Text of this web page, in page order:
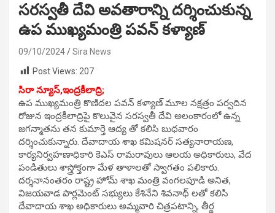
సరస్వతీ దేవి అవతారాన్ని దర్శించుకున్న
ఉప ముఖ్యమంత్రి పవన్ కళ్యాణ్
09/10/2024
Sira News
Post Views: 207
సిరా న్యూస్,ఇంద్రకీలాద్రి;
ఉప ముఖ్యమంత్రి కొణిదల పవన్ కళ్యాణ్ మూల నక్షత్రం పర్వదిన
రోజున ఇంద్రకీలాద్రిపై కొలువైన సరస్వతీ దేవి అలంకారంలో ఉన్న
జగన్మాతను తన కుమార్తె ఆద్య తో కలిసి బుధవారం
దర్శించుకున్నారు. దేవాదాయ శాఖ కమిషనర్ సత్యనారాయణ,
కార్యనిర్వహణాధికారి కెఎస్ రామరావులు ఆలయ అధికారులు, వేద
పండితులు శాస్త్రోక్తంగా మేళ తాళాలతో స్వాగతం పలికారు.
దర్శనానంతరం రాష్ట్ర హోమ్ శాఖ మంత్రి వంగలపూడి అనిత,
విజయవాడ పార్లమెంట్ సభ్యులు కేశినేని శివనాధ్ లతో కలిసి
దేవాదాయ శాఖ అధికారులు అమ్మవారి చిత్రపటాన్ని, తీర్థ